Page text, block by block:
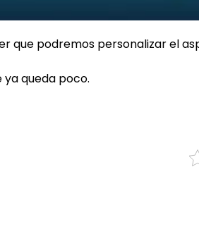
que podremos personalizar el
ya queda poco.